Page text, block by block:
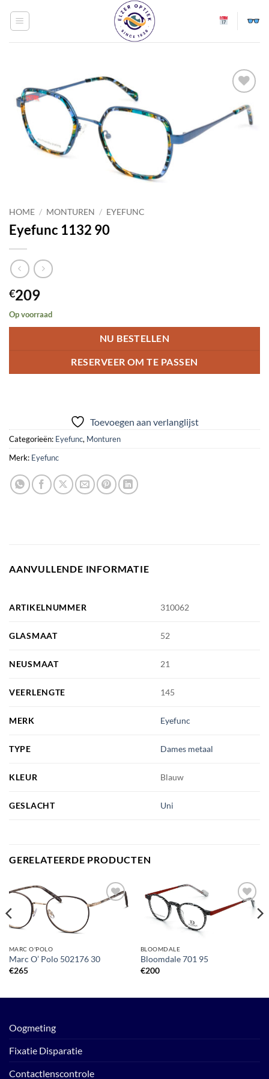
naar
Toevoegen
aan
verlanglijst
HOME / MONTUREN / EYEFUNC
Eyefunc 1132 90
€209
Op voorraad
NU BESTELLEN
RESERVEER OM TE PASSEN
Toevoegen aan verlanglijst
Categorieën: Eyefunc, Monturen
Merk: Eyefunc
AANVULLENDE INFORMATIE
ARTIKELNUMMER 310062
GLASMAAT 52
NEUSMAAT 21
VEERLENGTE 145
MERK Eyefunc
TYPE Dames metaal
KLEUR Blauw
GESLACHT Uni
GERELATEERDE PRODUCTEN
Toevoegen
MARC O'POLO
Marc O’ Polo 502176 30
€265
Toevoegen
BLOOMDALE
Bloomdale 701 95
€200
Oogmeting
Fixatie Disparatie
Contactlenscontrole